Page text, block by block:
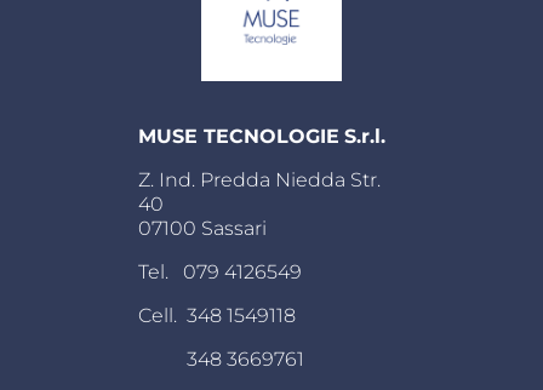
MUSE TECNOLOGIE S.r.l.
Z. Ind. Predda Niedda Str.
40
07100 Sassari
Tel. 079 4126549
Cell. 348 1549118
348 3669761